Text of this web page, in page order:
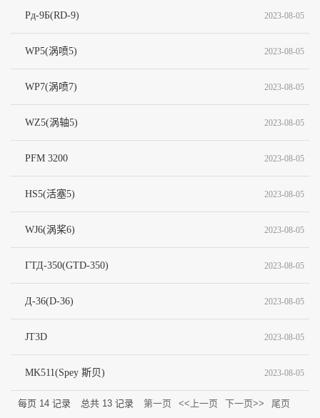
Pд-9Б(RD-9) 2023-08-05
WP5(涡喷5) 2023-08-05
WP7(涡喷7) 2023-08-05
WZ5(涡轴5) 2023-08-05
PFM 3200 2023-08-05
HS5(活塞5) 2023-08-05
WJ6(涡桨6) 2023-08-05
ГТД-350(GTD-350) 2023-08-05
Д-36(D-36) 2023-08-05
JT3D 2023-08-05
MK511(Spey 斯贝) 2023-08-05
每页 14 记录 总共 13 记录 第一页 <<上一页 下一页>> 尾页